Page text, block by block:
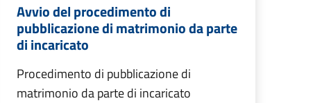
Avvio del procedimento di
pubblicazione di matrimonio da parte
di incaricato
Procedimento di pubblicazione di
matrimonio da parte di incaricato